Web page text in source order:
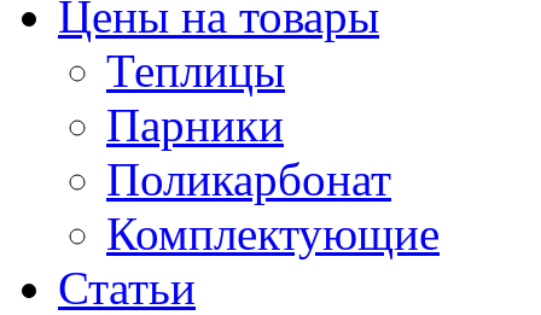
Цены на товары
Теплицы
Парники
Поликарбонат
Комплектующие
Статьи